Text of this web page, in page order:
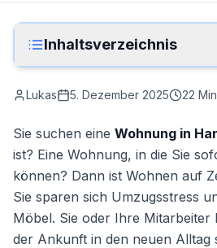
Inhaltsverzeichnis
Lukas 5. Dezember 2025 22
Sie suchen eine Wohnung in
ist? Eine Wohnung, in die Sie
können? Dann ist Wohnen auf
Sie sparen sich Umzugsstress
Möbel. Sie oder Ihre Mitarbeiter
der Ankunft in den neuen Alltag